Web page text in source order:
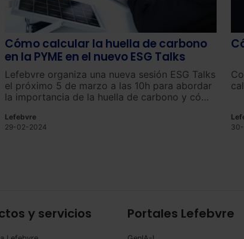
Cómo calcular la huella de carbono
en la PYME en el nuevo ESG Talks
Lefebvre organiza una nueva sesión ESG Talks
el próximo 5 de marzo a las 10h para abordar
la importancia de la huella de carbono y cómo
Lefebvre
29-02-2024
y servicios Portales Lefebvre